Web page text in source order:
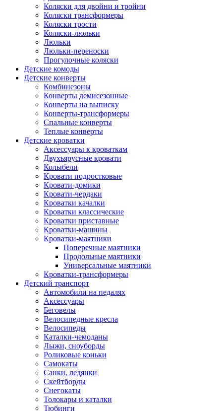
Коляски для двойни и тройни
Коляски трансформеры
Коляски трости
Коляски-люльки
Люльки
Люльки-переноски
Прогулочные коляски
Детские комоды
Детские конверты
Комбинезоны
Конверты демисезонные
Конверты на выписку
Конверты-трансформеры
Спальные конверты
Теплые конверты
Детские кроватки
Аксессуары к кроваткам
Двухъярусные кровати
Колыбели
Кровати подростковые
Кровати-домики
Кровати-чердаки
Кроватки качалки
Кроватки классические
Кроватки приставные
Кроватки-машины
Кроватки-маятники
Поперечные маятники
Продольные маятники
Универсальные маятники
Кроватки-трансформеры
Детский транспорт
Автомобили на педалях
Аксессуары
Беговелы
Велосипедные кресла
Велосипеды
Каталки-чемоданы
Лыжи, сноуборды
Роликовые коньки
Самокаты
Санки, ледянки
Скейтборды
Снегокаты
Толокары и каталки
Тюбинги